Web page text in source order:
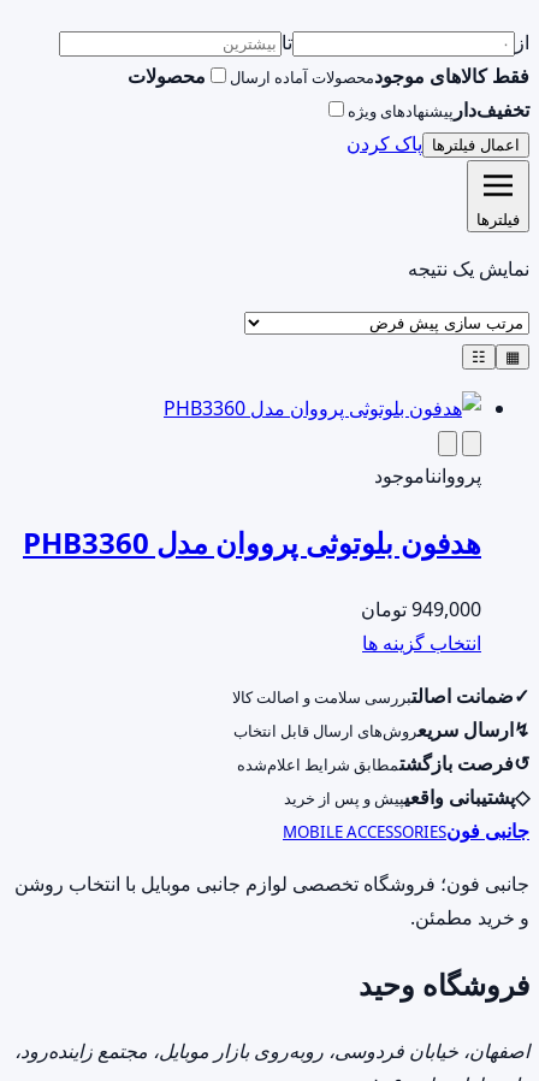
از
تا
فقط کالاهای موجودمحصولات آماده ارسال
محصولات
تخفیف‌دار پیشنهادهای ویژه
اعمال فیلترها پاک کردن
فیلترها
نمایش یک نتیجه
▦
☷
پرووانناموجود
هدفون بلوتوثی پرووان مدل PHB3360
949,000تومان
انتخاب گزینه ها
دارای
انواع
مختلفی
می
باشد.
گزینه
است
صفحه
✓ضمانت اصالتبررسی سلامت و اصالت کالا
↯ارسال سریعروش‌های ارسال قابل انتخاب
↺فرصت بازگشتمطابق شرایط اعلام‌شده
◇پشتیبانی واقعیپیش و پس از خرید
جانبی فونMOBILE ACCESSORIES
جانبی فون؛ فروشگاه تخصصی لوازم جانبی موبایل با انتخاب روشن
و خرید مطمئن.
فروشگاه وحید
اصفهان، خیابان فردوسی، روبه‌روی بازار موبایل، مجتمع زاینده‌رود،